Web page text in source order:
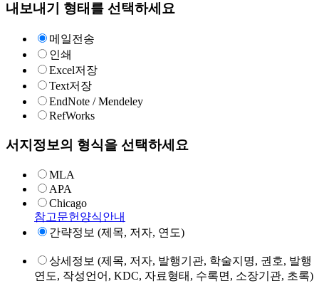
내보내기 형태를 선택하세요
메일전송
인쇄
Excel저장
Text저장
EndNote / Mendeley
RefWorks
서지정보의 형식을 선택하세요
MLA
APA
Chicago
참고문헌양식안내
간략정보 (제목, 저자, 연도)
상세정보 (제목, 저자, 발행기관, 학술지명, 권호, 발행
연도, 작성언어, KDC, 자료형태, 수록면, 소장기관, 초록)